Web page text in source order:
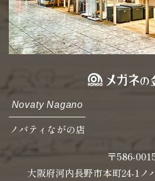
Novaty Nagano
ノバティながの店
〒586-
大阪府河内長野市本町24-1ノ